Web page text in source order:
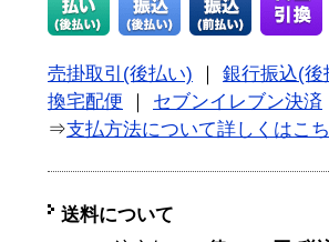
売掛取引(後払い)
銀行振込(後
換宅配便
セブンイレブン決済
⇒支払方法について詳しくはこ
送料について